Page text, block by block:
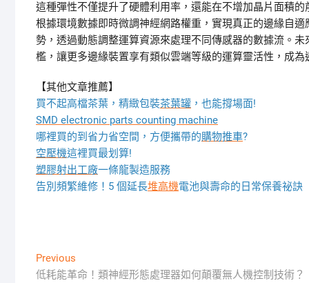
這種彈性不僅提升了硬體利用率，還能在不增加晶片面積
根據環境數據即時微調神經網路權重，實現真正的邊緣自
勢，透過動態調整運算資源來處理不同傳感器的數據流。
檻，讓更多邊緣裝置享有類似雲端等級的運算靈活性，成
【其他文章推薦】
買不起高檔茶葉，精緻包裝茶葉罐 ，也能撐場面!
SMD electronic parts counting machine
哪裡買的到省力省空間，方便攜帶的購物推車?
空壓機這裡買最划算!
塑膠射出工廠一條龍製造服務
告別頻繁維修！5 個延長堆高機電池與壽命的日常保養祕訣
文
Previous
post:
低耗能革命！類神經形態處理器如何顛覆無人機控制技術？